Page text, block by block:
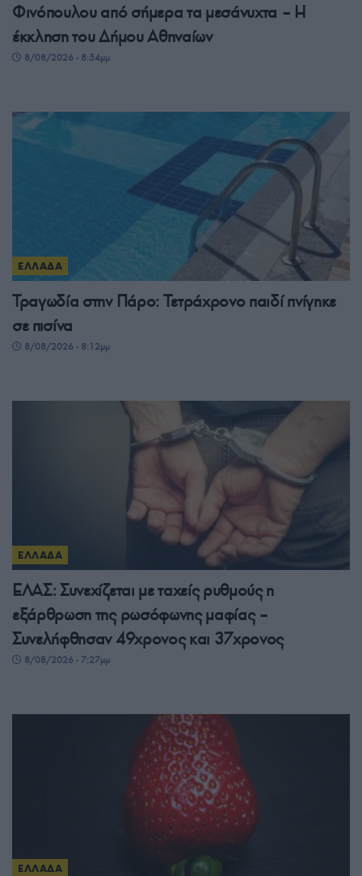
Φινόπουλου από σήμερα τα μεσάνυχτα – Η
έκκληση του Δήμου Αθηναίων
8/08/2026 - 8:54μμ
ΕΛΛΑΔΑ
Τραγωδία στην Πάρο: Τετράχρονο παιδί πνίγηκε
σε πισίνα
8/08/2026 - 8:12μμ
ΕΛΛΑΔΑ
ΕΛΑΣ: Συνεχίζεται με ταχείς ρυθμούς η
εξάρθρωση της ρωσόφωνης μαφίας –
Συνελήφθησαν 49χρονος και 37χρονος
8/08/2026 - 7:27μμ
ΕΛΛΑΔΑ